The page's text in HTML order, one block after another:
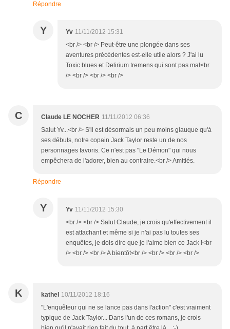
Répondre
Y Yv 11/11/2012 15:31
<br /> <br /> Peut-être une plongée dans ses
aventures précédentes est-elle utile alors ? J'ai lu
Toxic blues et Delirium tremens qui sont pas mal<br
/> <br /> <br /> <br />
C Claude LE NOCHER 11/11/2012 06:36
Salut Yv...<br /> S'il est désormais un peu moins glauque qu'à
ses débuts, notre copain Jack Taylor reste un de nos
personnages favoris. Ce n'est pas "Le Démon" qui nous
empêchera de l'adorer, bien au contraire.<br /> Amitiés.
Répondre
Y Yv 11/11/2012 15:30
<br /> <br /> Salut Claude, je crois qu'effectivement il
est attachant et même si je n'ai pas lu toutes ses
enquêtes, je dois dire que je l'aime bien ce Jack !<br
/> <br /> <br /> A bientôt<br /> <br /> <br /> <br />
K kathel 10/11/2012 18:16
"L'enquêteur qui ne se lance pas dans l'action" c'est vraiment
typique de Jack Taylor... Dans l'un de ces romans, je crois